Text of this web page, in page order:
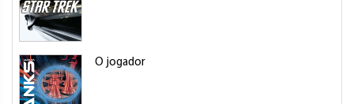
O jogador